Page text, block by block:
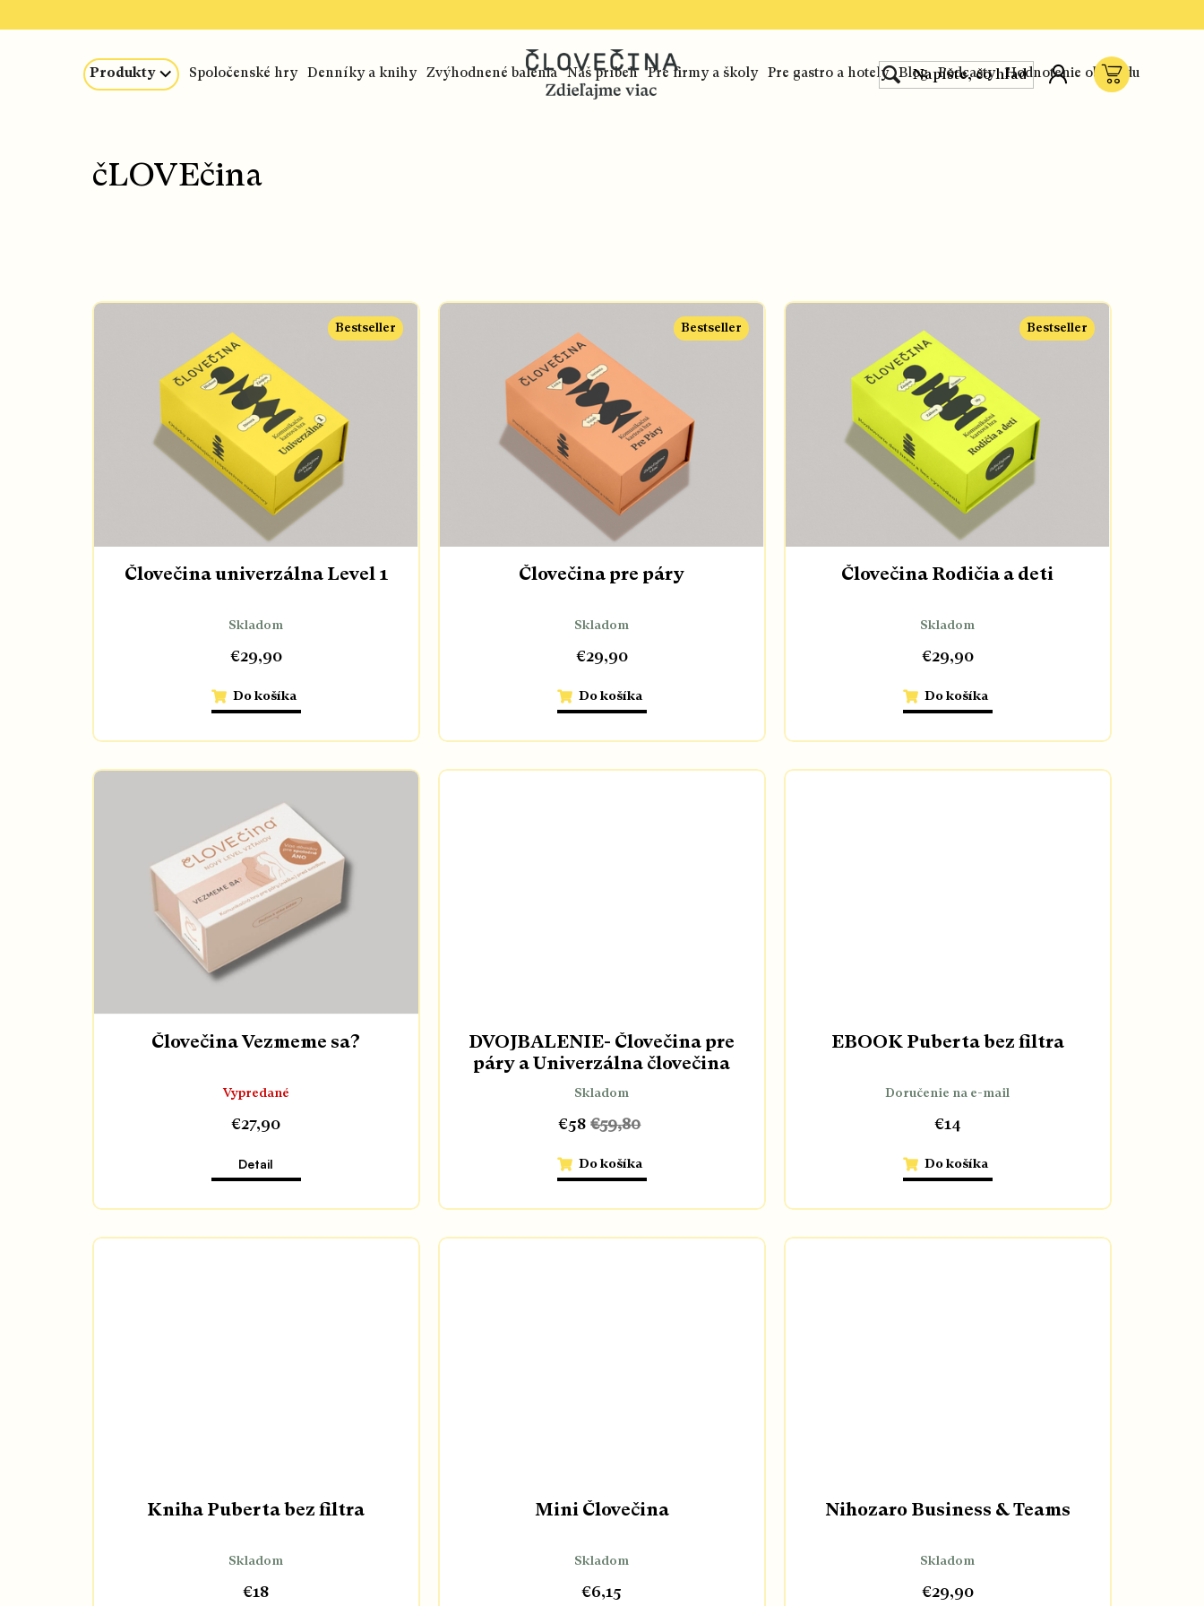
na
Produkty Spoločenské hry Denníky a knihy Zvýhodnené balenia Náš príbeh Pre firmy a školy Pre gastro a hotely Blog Podcasty Hodnotenie obchoduNákupný
čLOVEčina
V
k
Bestseller
Človečina univerzálna Level 1
Skladom
€29,90
Do košíka
Bestseller
Človečina pre páry
Skladom
€29,90
Do košíka
Bestseller
Človečina Rodičia a deti
Skladom
€29,90
Do košíka
Človečina Vezmeme sa?
Vypredané
€27,90
Detail
DVOJBALENIE- Človečina pre
páry a Univerzálna človečina
Skladom
€58 €59,80
Do košíka
EBOOK Puberta bez filtra
Doručenie na e-mail
€14
Do košíka
Kniha Puberta bez filtra
Skladom
€18
Mini Človečina
Skladom
€6,15
Nihozaro Business & Teams
Skladom
€29,90